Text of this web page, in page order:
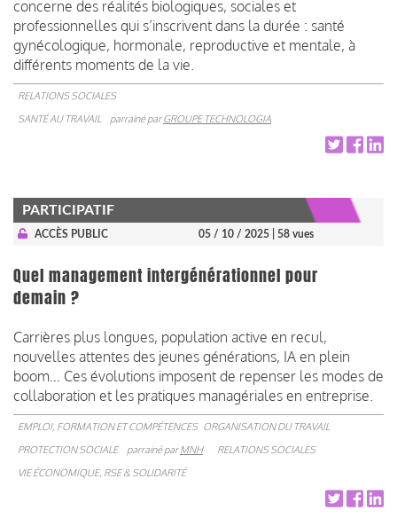
concerne des réalités biologiques, sociales et
professionnelles qui s’inscrivent dans la durée : santé
gynécologique, hormonale, reproductive et mentale, à
différents moments de la vie.
RELATIONS SOCIALES
SANTÉ AU TRAVAIL
parrainé parGROUPE TECHNOLOGIA
PARTICIPATIF
ACCÈS PUBLIC 05 / 10 / 2025 | 58 vues
Quel management intergénérationnel pour
demain ?
Carrières plus longues, population active en recul,
nouvelles attentes des jeunes générations, IA en plein
boom… Ces évolutions imposent de repenser les modes de
collaboration et les pratiques managériales en entreprise.
EMPLOI, FORMATION ET COMPÉTENCES ORGANISATION DU TRAVAIL
PROTECTION SOCIALE
parrainé parMNH
RELATIONS SOCIALES
VIE ÉCONOMIQUE, RSE & SOLIDARITÉ